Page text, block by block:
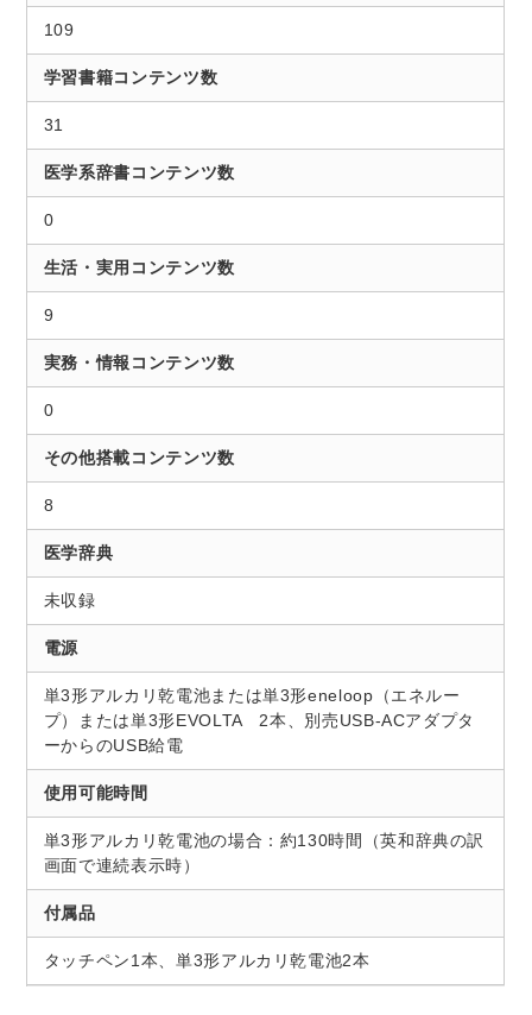
109
学習書籍コンテンツ数
31
医学系辞書コンテンツ数
0
生活・実用コンテンツ数
9
実務・情報コンテンツ数
0
その他搭載コンテンツ数
8
医学辞典
未収録
電源
単3形アルカリ乾電池または単3形eneloop（エネルー
プ）または単3形EVOLTA 2本、別売USB-ACアダプタ
ーからのUSB給電
使用可能時間
単3形アルカリ乾電池の場合：約130時間（英和辞典の訳
画面で連続表示時）
付属品
タッチペン1本、単3形アルカリ乾電池2本